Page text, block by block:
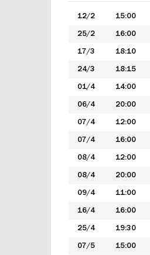
12/2 15:00
25/2 16:00
17/3 18:10
24/3 18:15
01/4 14:00
06/4 20:00
07/4 12:00
07/4 16:00
08/4 12:00
08/4 20:00
09/4 11:00
16/4 16:00
25/4 19:30
07/5 15:00